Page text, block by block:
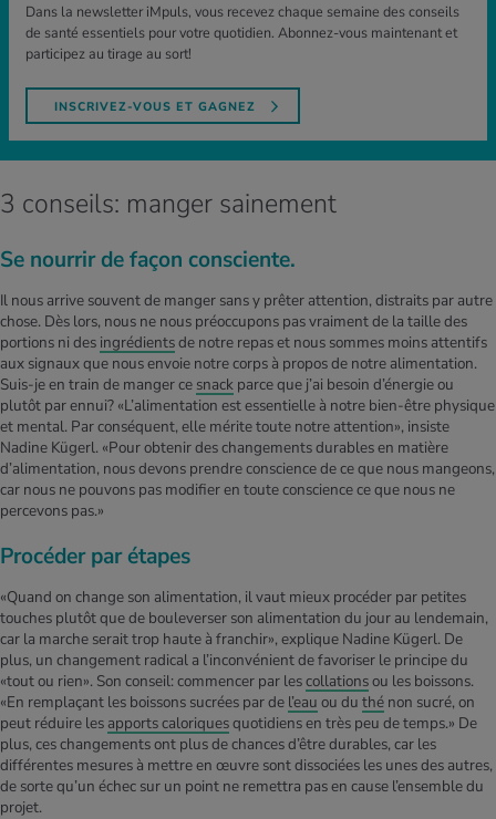
Dans la newsletter iMpuls, vous recevez chaque semaine des conseils
de santé essentiels pour votre quotidien. Abonnez-vous maintenant et
participez au tirage au sort!
INSCRIVEZ-VOUS ET GAGNEZ
3 conseils: manger sainement
Se nourrir de façon consciente.
Il nous arrive souvent de manger sans y prêter attention, distraits par autre
chose. Dès lors, nous ne nous préoccupons pas vraiment de la taille des
portions ni des ingrédientsde notre repas et nous sommes moins attentifs
aux signaux que nous envoie notre corps à propos de notre alimentation.
Suis-je en train de manger ce snack parce que j’ai besoin d’énergie ou
plutôt par ennui? «L’alimentation est essentielle à notre bien-être physique
et mental. Par conséquent, elle mérite toute notre attention», insiste
Nadine Kügerl. «Pour obtenir des changements durables en matière
d’alimentation, nous devons prendre conscience de ce que nous mangeons,
car nous ne pouvons pas modifier en toute conscience ce que nous ne
percevons pas.»
Procéder par étapes
«Quand on change son alimentation, il vaut mieux procéder par petites
touches plutôt que de bouleverser son alimentation du jour au lendemain,
car la marche serait trop haute à franchir», explique Nadine Kügerl. De
plus, un changement radical a l’inconvénient de favoriser le principe du
«tout ou rien». Son conseil: commencer par lescollationsou les boissons.
«En remplaçant les boissons sucrées par de l’eau ou du thé non sucré, on
peut réduire les apports caloriquesquotidiens en très peu de temps.» De
plus, ces changements ont plus de chances d’être durables, car les
différentes mesures à mettre en œuvre sont dissociées les unes des autres,
de sorte qu’un échec sur un point ne remettra pas en cause l’ensemble du
projet.